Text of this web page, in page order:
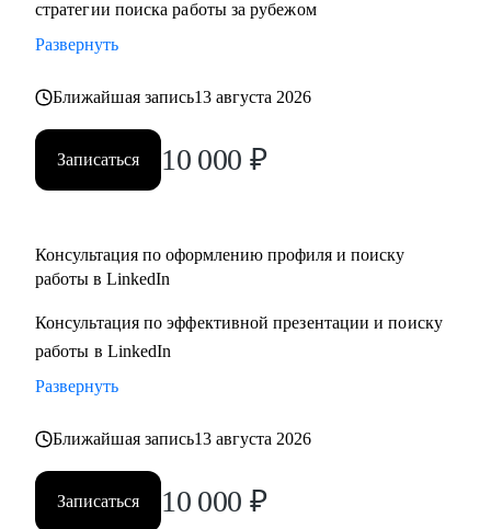
адаптация резюме под конкретную позицию, принципы
работы с джоб бордами, понимание уровня зарплат.
компанией (включая обсуждение зарплаты).
Кому могу помочь:
• Всем специалистам в сфере ИТ и маркетинга, кто хочет
• Руководителям и тем, кто хочет дорасти до
управленческих позиций
стратегии поиска работы за рубежом
Развернуть
Ближайшая запись13 августа 2026
Записаться 10 000 ₽
Консультация по оформлению профиля и поиску
работы в LinkedIn
Консультация по эффективной презентации и поиску
работы в LinkedIn
Развернуть
Ближайшая запись13 августа 2026
Записаться 10 000 ₽